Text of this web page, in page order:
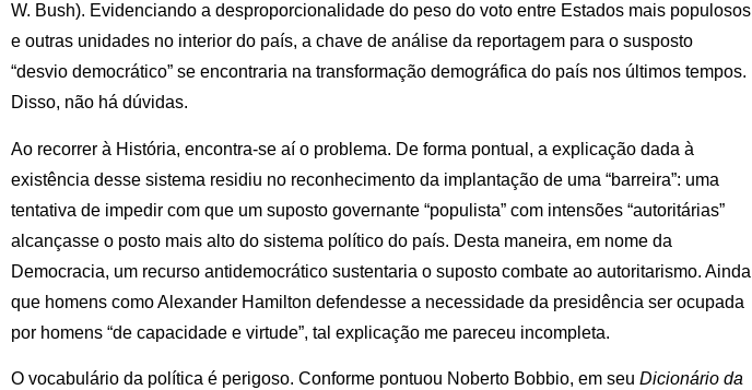
W. Bush). Evidenciando a desproporcionalidade do peso do voto entre Estados mais populosos
e outras unidades no interior do país, a chave de análise da reportagem para o susposto
“desvio democrático” se encontraria na transformação demográfica do país nos últimos tempos.
Disso, não há dúvidas.
Ao recorrer à História, encontra-se aí o problema. De forma pontual, a explicação dada à
existência desse sistema residiu no reconhecimento da implantação de uma “barreira”: uma
tentativa de impedir com que um suposto governante “populista” com intensões “autoritárias”
alcançasse o posto mais alto do sistema político do país. Desta maneira, em nome da
Democracia, um recurso antidemocrático sustentaria o suposto combate ao autoritarismo. Ainda
que homens como Alexander Hamilton defendesse a necessidade da presidência ser ocupada
por homens “de capacidade e virtude”, tal explicação me pareceu incompleta.
O vocabulário da política é perigoso. Conforme pontuou Noberto Bobbio, em seu Dicionário da